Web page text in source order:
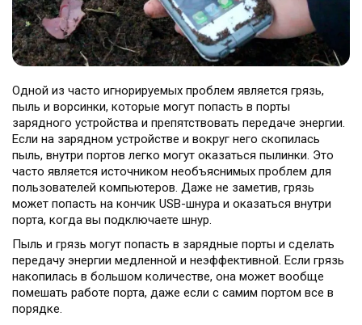
Одной из часто игнорируемых проблем является грязь,
пыль и ворсинки, которые могут попасть в порты
зарядного устройства и препятствовать передаче энергии.
Если на зарядном устройстве и вокруг него скопилась
пыль, внутри портов легко могут оказаться пылинки. Это
часто является источником необъяснимых проблем для
пользователей компьютеров. Даже не заметив, грязь
может попасть на кончик USB-шнура и оказаться внутри
порта, когда вы подключаете шнур.
Пыль и грязь могут попасть в зарядные порты и сделать
передачу энергии медленной и неэффективной. Если грязь
накопилась в большом количестве, она может вообще
помешать работе порта, даже если с самим портом все в
порядке.